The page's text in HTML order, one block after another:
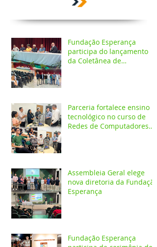
Fundação Esperança
participa do lançamento
da Coletânea de
ambiente
Parceria fortalece ensino
tecnológico no curso de
Redes de Computadores
Assembleia Geral elege
nova diretoria da Fundação
Esperança
Fundação Esperança